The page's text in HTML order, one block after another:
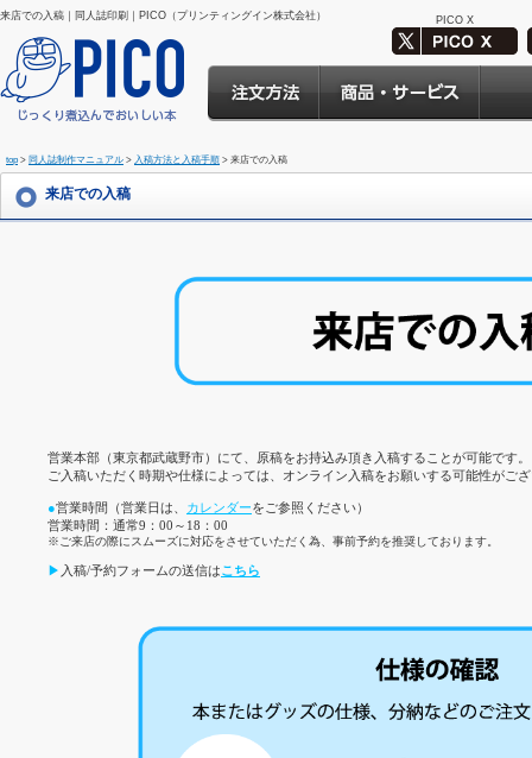
来店での入稿｜同人誌印刷｜PICO（プリンティングイン株式会社） PICO X
top > 同人誌制作マニュアル > 入稿方法と入稿手順 > 来店での入稿
来店での入稿
営業本部（東京都武蔵野市）にて、原稿をお持込み頂き入稿することが可能です。
ご入稿いただく時期や仕様によっては、オンライン入稿をお願いする可能性がご
●営業時間（営業日は、 カレンダーをご参照ください）
営業時間：通常9：00～18：00
※ご来店の際にスムーズに対応をさせていただく為、事前予約を推奨しております。
▶ 入稿/予約フォームの送信はこちら